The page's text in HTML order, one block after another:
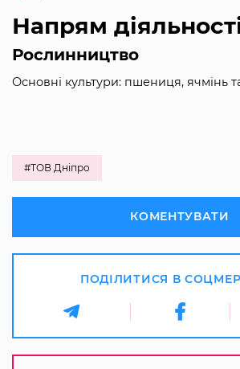
Напрям
Рослинництво
Основні культури: пшениця, ячмінь
#ТОВ Дніпро
КОМЕНТУВАТИ
ПОДІЛИТИСЯ В